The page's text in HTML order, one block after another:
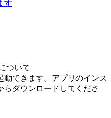
す
ついて
動できます。アプリのインス
らダウンロードしてくださ